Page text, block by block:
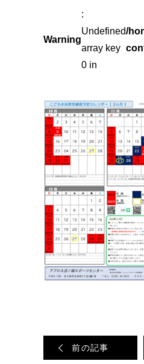
Warning
:
Undefined
array key
0 in
/
前の記事